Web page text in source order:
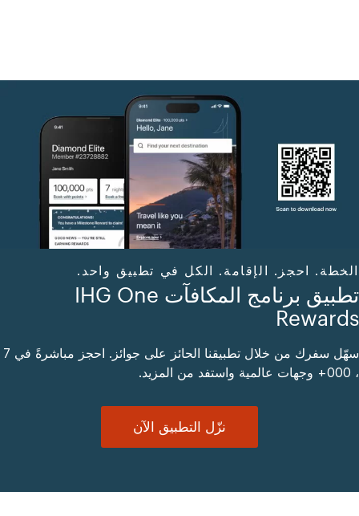
الخطة. احجز. الإقامة. الكل في تطبيق واحد.
تطبيق برنامج المكافآت IHG One
Rewards
سهّل سفرك من خلال تطبيقنا الحائز على جوائز. احجز مباشرةً في 7
، 000+ وجهات عالمية واستفد من المزيد.
نزّل التطبيق الآن